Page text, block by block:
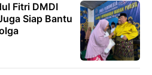
Fitri DMDI
Siap Bantu